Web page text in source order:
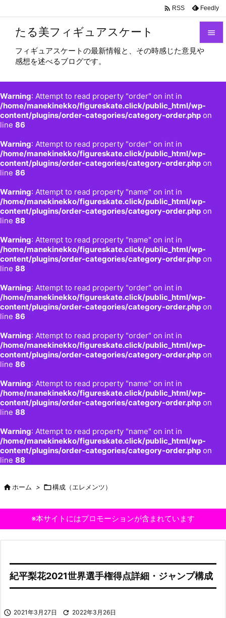
たる美フィギュアスケート
フィギュアスケートの最新情報と、その時感じた意見や
感想を述べるブログです。
Warning: Attempt to read property "order" on int in
/home/manekinekko/figureskate.click/public_html/wp-
content/plugins/order-categories/category-order.php on
line 86
Warning: Attempt to read property "order" on int in
/home/manekinekko/figureskate.click/public_html/wp-
content/plugins/order-categories/category-order.php on
line 86
Warning: Attempt to read property "name" on int in
/home/manekinekko/figureskate.click/public_html/wp-
content/plugins/order-categories/category-order.php on
line 88
Warning: Attempt to read property "name" on int in
/home/manekinekko/figureskate.click/public_html/wp-
content/plugins/order-categories/category-order.php on
line 88
Warning: Attempt to read property "order" on int in
/home/manekinekko/figureskate.click/public_html/wp-
content/plugins/order-categories/category-order.php on
line 86
Warning: Attempt to read property "order" on int in
/home/manekinekko/figureskate.click/public_html/wp-
content/plugins/order-categories/category-order.php on
line 86
Warning: Attempt to read property "name" on int in
/home/manekinekko/figureskate.click/public_html/wp-
content/plugins/order-categories/category-order.php on
line 88
Warning: Attempt to read property "name" on int in
/home/manekinekko/figureskate.click/public_html/wp-
content/plugins/order-categories/category-order.php on
line 88


前へ

 RSS Feedly
ホーム > 構成（エレメンツ）
※本サイトにはプロモーションが含まれています
紀平梨花2021世界選手権得点詳細・ジャンプ構成
 2021年3月27日  2022年3月26日